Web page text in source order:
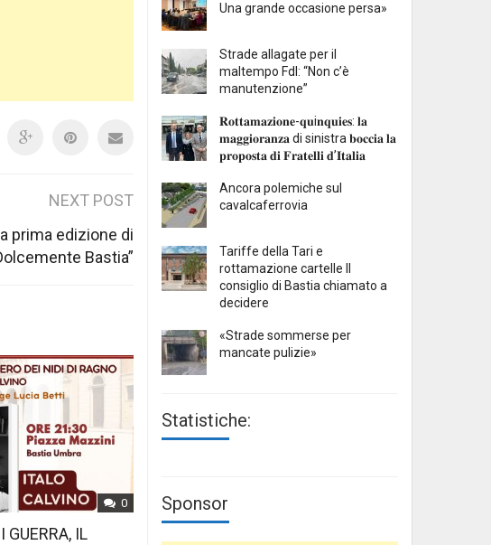
NEXT POST
prima edizione di
Bastia”
0
GUERRA, IL
Una grande occasione persa»
Strade allagate per il
maltempo FdI: “Non c’è
manutenzione”
𝐑𝐨𝐭𝐭𝐚𝐦𝐚𝐳𝐢𝐨𝐧𝐞-𝐪𝐮i𝐧𝐪𝐮𝐢𝐞𝐬: 𝐥𝐚
𝐦𝐚𝐠𝐠𝐢𝐨𝐫𝐚𝐧𝐳𝐚 di sinistra 𝐛𝐨𝐜𝐜𝐢𝐚 𝐥𝐚
𝐩𝐫𝐨𝐩𝐨𝐬𝐭𝐚 𝐝𝐢 𝐅𝐫𝐚𝐭𝐞𝐥𝐥𝐢 𝐝’𝐈𝐭𝐚𝐥𝐢𝐚
Ancora polemiche sul
cavalcaferrovia
Tariffe della Tari e
rottamazione cartelle Il
consiglio di Bastia chiamato a
decidere
«Strade sommerse per
mancate pulizie»
Statistiche:
Sponsor